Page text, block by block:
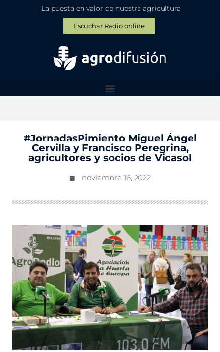
La puesta en valor de nuestra agricultura
Escuchar Radio online
#JornadasPimiento Miguel Ángel
Cervilla y Francisco Peregrina,
agricultores y socios de Vicasol
noviembre 16, 2022